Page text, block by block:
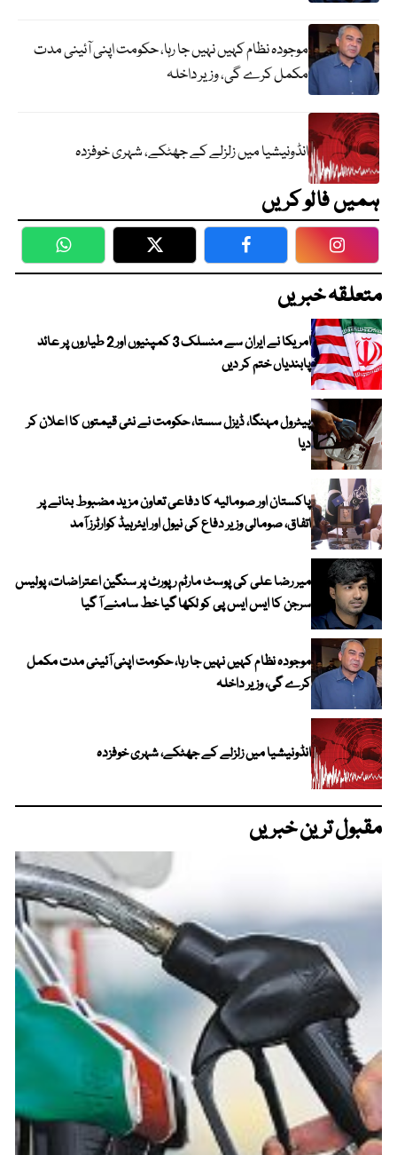
موجودہ نظام کہیں نہیں جا رہا، حکومت اپنی آئینی مدت
مکمل کرے گی، وزیر داخلہ
انڈونیشیا میں زلزلے کے جھٹکے، شہری خوفزدہ
ہمیں فالو کریں
WhatsApp Twitter Facebook
متعلقہ خبریں
امریکا نے ایران سے منسلک 3 کمپنیوں اور 2 طیاروں پر عائد
پابندیاں ختم کر دیں
پیٹرول مہنگا، ڈیزل سستا، حکومت نے نئی قیمتوں کا اعلان کر
دیا
پاکستان اور صومالیہ کا دفاعی تعاون مزید مضبوط بنانے پر
اتفاق، صومالی وزیر دفاع کی نیول اور ایئرہیڈ کوارٹرز آمد
میر رضا علی کی پوسٹ مارٹم رپورٹ پر سنگین اعتراضات، پولیس
سرجن کا ایس ایس پی کو لکھا گیا خط سامنے آ گیا
موجودہ نظام کہیں نہیں جا رہا، حکومت اپنی آئینی مدت مکمل
کرے گی، وزیر داخلہ
انڈونیشیا میں زلزلے کے جھٹکے، شہری خوفزدہ
مقبول ترین خبریں